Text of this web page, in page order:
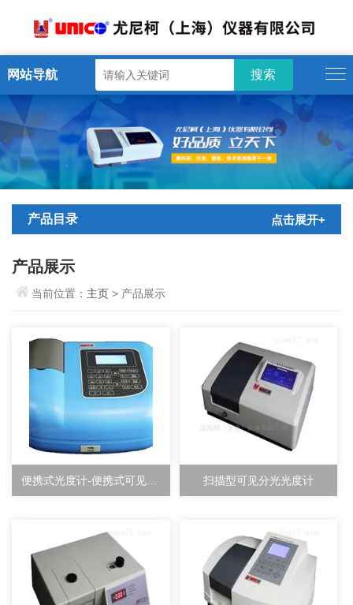
网站导航
产品目录 点击展开+
产品展示
当前位置： 主页 > 产品展示
扫描型可见分光光度计